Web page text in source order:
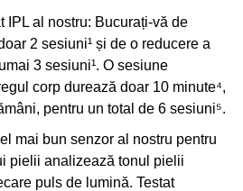
IPL al nostru: Bucurați-vă de
2 sesiuni¹ și de o reducere a
3 sesiuni¹. O sesiune
corp durează doar 10 minute⁴,
pentru un total de 6 sesiuni⁵.
mai bun senzor al nostru pentru
pielii analizează tonul pielii
puls de lumină. Testat